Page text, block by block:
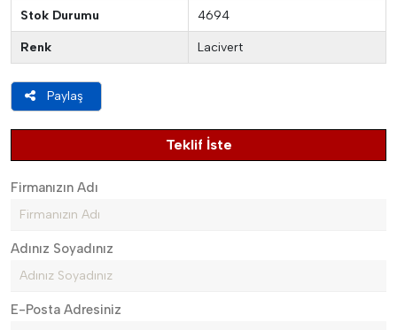
Stok Durumu 4694
Renk Lacivert
Paylaş
Teklif İste
Firmanızın Adı
Adınız Soyadınız
E-Posta Adresiniz